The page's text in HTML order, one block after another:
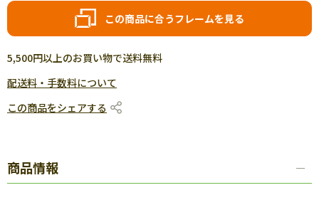
この商品に合うフレームを見る
5,500円以上のお買い物で送料無料
配送料・手数料について
この商品をシェアする
商品情報